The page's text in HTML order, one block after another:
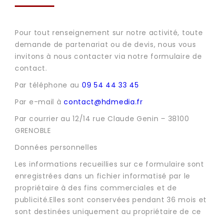
Pour tout renseignement sur notre activité, toute
demande de partenariat ou de devis, nous vous
invitons à nous contacter via notre formulaire de
contact.
Par téléphone au 09 54 44 33 45
Par e-mail àcontact@hdmedia.fr
Par courrier au 12/14 rue Claude Genin – 38100
GRENOBLE
Données personnelles
Les informations recueillies sur ce formulaire sont
enregistrées dans un fichier informatisé par le
propriétaire à des fins commerciales et de
publicité.Elles sont conservées pendant 36 mois et
sont destinées uniquement au propriétaire de ce